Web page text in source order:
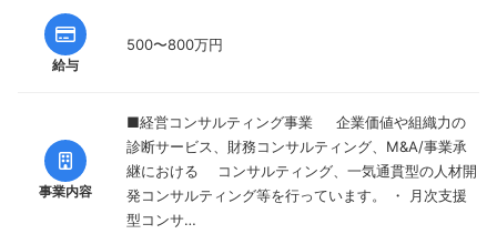
給与
500〜800万円
事業内容
■経営コンサルティング事業 企業価値や組織力の
診断サービス、財務コンサルティング、M&A/事業承
継における コンサルティング、一気通貫型の人材開
発コンサルティング等を行っています。 ・ 月次支援
型コンサ…